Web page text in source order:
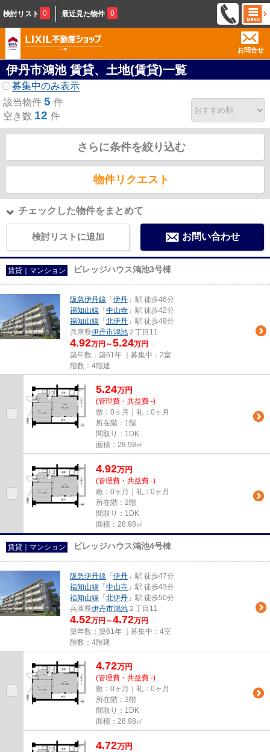
検討リスト 0 最近見た物件 0
お問合せ
伊丹市鴻池 賃貸、土地(賃貸)一覧
募集中のみ表示
該当物件 5 件
空き数 12 件
さらに条件を絞り込む
物件リクエスト
チェックした物件をまとめて
検討リストに追加 お問い合わせ
賃貸｜マンション ビレッジハウス鴻池3号棟
阪急伊丹線 「 伊丹 」駅 徒歩46分
福知山線 「 中山寺 」駅 徒歩42分
福知山線 「 北伊丹 」駅 徒歩49分
兵庫県伊丹市鴻池 ２丁目11
4.92万円～5.24万円
築年数：築61年 ｜募集中： 2室
階数：4階建
5.24万円
(管理費・共益費 -)
敷：0ヶ月｜礼：0ヶ月
所在階：1階
間取り：1DK
面積：28.98㎡
4.92万円
(管理費・共益費 -)
敷：0ヶ月｜礼：0ヶ月
所在階：2階
間取り：1DK
面積：28.98㎡
賃貸｜マンション ビレッジハウス鴻池4号棟
阪急伊丹線 「 伊丹 」駅 徒歩47分
福知山線 「 中山寺 」駅 徒歩43分
福知山線 「 北伊丹 」駅 徒歩50分
兵庫県伊丹市鴻池 ２丁目11
4.52万円～4.72万円
築年数：築61年 ｜募集中： 4室
階数：4階建
4.72万円
(管理費・共益費 -)
敷：0ヶ月｜礼：0ヶ月
所在階：3階
間取り：1DK
面積：28.98㎡
4.72万円